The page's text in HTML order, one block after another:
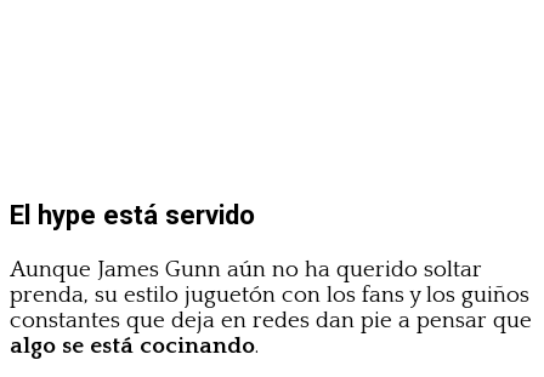
El hype está servido
Aunque James Gunn aún no ha querido soltar
prenda, su estilo juguetón con los fans y los guiños
constantes que deja en redes dan pie a pensar que
algo se está cocinando.